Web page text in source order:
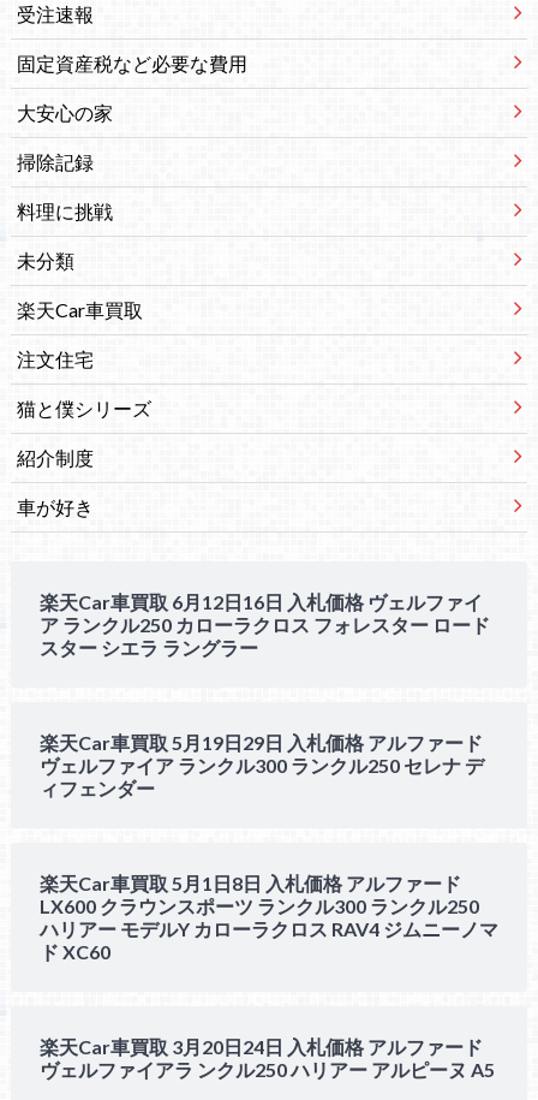
受注速報
固定資産税など必要な費用
大安心の家
掃除記録
料理に挑戦
未分類
楽天Car車買取
注文住宅
猫と僕シリーズ
紹介制度
車が好き
楽天Car車買取 6月12日16日 入札価格 ヴェルファイ
ア ランクル250 カローラクロス フォレスター ロード
スター シエラ ラングラー
楽天Car車買取 5月19日29日 入札価格 アルファード
ヴェルファイア ランクル300 ランクル250 セレナ デ
ィフェンダー
楽天Car車買取 5月1日8日 入札価格 アルファード
LX600 クラウンスポーツ ランクル300 ランクル250
ハリアー モデルY カローラクロス RAV4 ジムニーノマ
ド XC60
楽天Car車買取 3月20日24日 入札価格 アルファード
ヴェルファイアラ ンクル250 ハリアー アルピーヌ A5